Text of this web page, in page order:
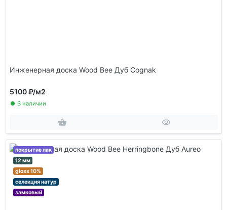
Инженерная доска Wood Bee Дуб Cognak
5100 ₽/м2
В наличии
покрытие лак
12 мм
gloss 10%
селекция натур
замковый